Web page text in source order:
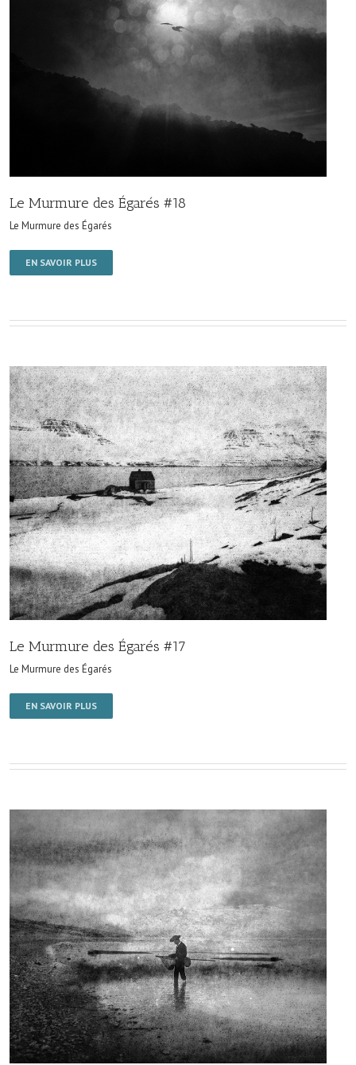
Le Murmure des Égarés #18
Le Murmure des Égarés
EN SAVOIR PLUS
Le Murmure des Égarés #17
Le Murmure des Égarés
EN SAVOIR PLUS